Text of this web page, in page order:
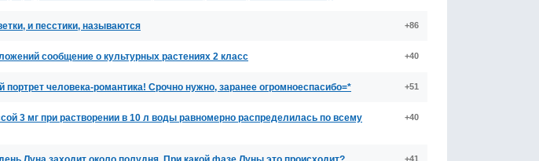
и песстики, называются +86
сообщение о культурных растениях 2 класс +40
портрет человека-романтика! Срочно нужно, заранее огромноеспасибо=* +51
3 мг при растворении в 10 л воды равномерно распределилась по всему
+40
+41